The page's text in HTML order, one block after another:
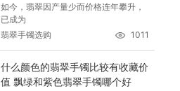
如今，翡翠因产量少而价格连年攀升，
已成为
翡翠手镯选购
1011
什么颜色的翡翠手镯比较有收藏价
值 飘绿和紫色翡翠手镯哪个好